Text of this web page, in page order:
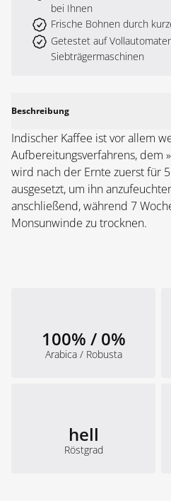
bei Ihnen
Frische Bohnen durch
Getestet auf
Siebträgermaschinen
Beschreibung
Indischer Kaffee ist vor allem
Aufbereitungsverfahrens, dem
wird nach der Ernte zuerst für
ausgesetzt, um ihn
anschließend, während 7
Monsunwinde zu trocknen.
100% / 0%
Arabica / Robusta
hell
Röstgrad